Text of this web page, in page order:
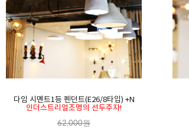
다임 시멘트1등 펜던트(E26/8타입) +N
인더스트리얼조명의 선두주자!
62,000원